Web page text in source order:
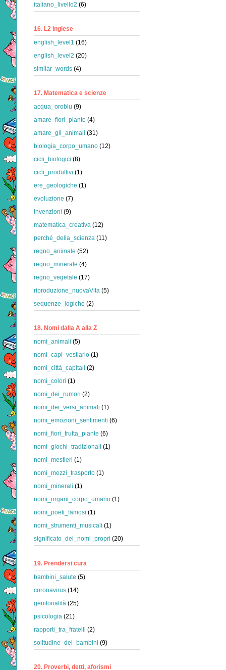
italiano_livello2 (6)
16. L2 inglese
english_level1 (16)
english_level2 (20)
similar_words (4)
17. Matematica e scienze
acqua_oroblu (9)
amare_fiori_piante (4)
amare_gli_animali (31)
biologia_corpo_umano (12)
cicli_biologici (8)
cicli_produttivi (1)
ere_geologiche (1)
evoluzione (7)
invenzioni (9)
matematica_creativa (12)
perché_della_scienza (11)
regno_animale (52)
regno_minerale (4)
regno_vegetale (17)
riproduzione_nuovaVita (5)
sequenze_logiche (2)
18. Nomi dalla A alla Z
nomi_animali (5)
nomi_capi_vestiario (1)
nomi_città_capitali (2)
nomi_colori (1)
nomi_dei_rumori (2)
nomi_dei_versi_animali (1)
nomi_emozioni_sentimenti (6)
nomi_fiori_frutta_piante (6)
nomi_giochi_tradizionali (1)
nomi_mestieri (1)
nomi_mezzi_trasporto (1)
nomi_minerali (1)
nomi_organi_corpo_umano (1)
nomi_poeti_famosi (1)
nomi_strumenti_musicali (1)
significato_dei_nomi_propri (20)
19. Prendersi cura
bambini_salute (5)
coronavirus (14)
genitorialità (25)
psicologia (21)
rapporti_tra_fratelli (2)
solitudine_dei_bambini (9)
20. Proverbi, detti, aforismi